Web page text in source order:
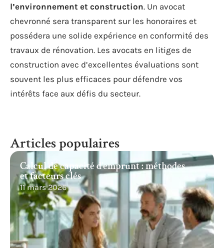
l’environnement et construction. Un avocat
chevronné sera transparent sur les honoraires et
possédera une solide expérience en conformité des
travaux de rénovation. Les avocats en litiges de
construction avec d’excellentes évaluations sont
souvent les plus efficaces pour défendre vos
intérêts face aux défis du secteur.
Articles populaires
Calcul de capacité d’emprunt : méthodes
et facteurs clés
11 mars 2026